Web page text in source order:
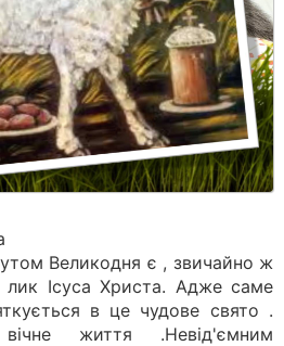
Великодня є , звичайно ж
лик Ісуса Христа. Адже саме
в це чудове свято .
життя .Невід'ємним